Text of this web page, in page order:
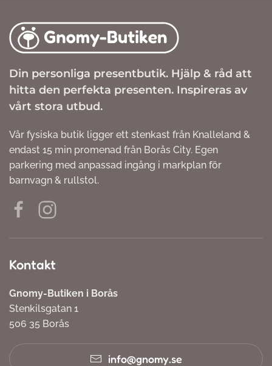
Din personliga presentbutik. Hjälp & råd att
hitta den perfekta presenten. Inspireras av
vårt stora utbud.
Vår fysiska butik ligger ett stenkast från Knalleland &
endast 15 min promenad från Borås City. Egen
parkering med anpassad ingång i markplan för
barnvagn & rullstol.
Kontakt
Gnomy-Butiken i Borås
Stenkilsgatan 1
506 35 Borås
info@gnomy.se